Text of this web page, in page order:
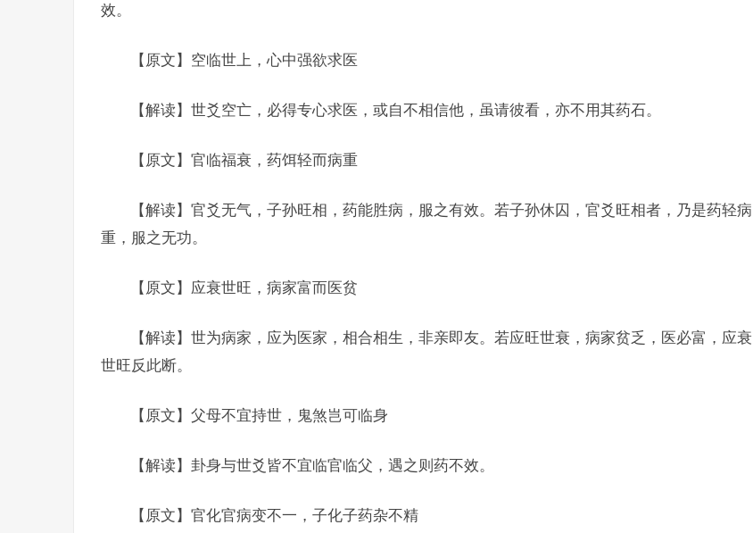
效。
【原文】空临世上，心中强欲求医
【解读】世爻空亡，必得专心求医，或自不相信他，虽请彼看，亦不用其药石。
【原文】官临福衰，药饵轻而病重
【解读】官爻无气，子孙旺相，药能胜病，服之有效。若子孙休囚，官爻旺相者，乃是药轻病
重，服之无功。
【原文】应衰世旺，病家富而医贫
【解读】世为病家，应为医家，相合相生，非亲即友。若应旺世衰，病家贫乏，医必富，应衰
世旺反此断。
【原文】父母不宜持世，鬼煞岂可临身
【解读】卦身与世爻皆不宜临官临父，遇之则药不效。
【原文】官化官病变不一，子化子药杂不精